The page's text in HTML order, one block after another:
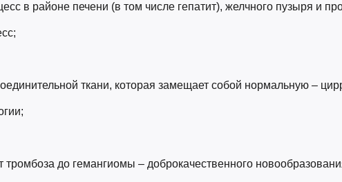
в районе печени (в том числе гепатит), желчного пузыря и
ткани, которая замещает собой нормальную –
тромбоза до гемангиомы – доброкачественного